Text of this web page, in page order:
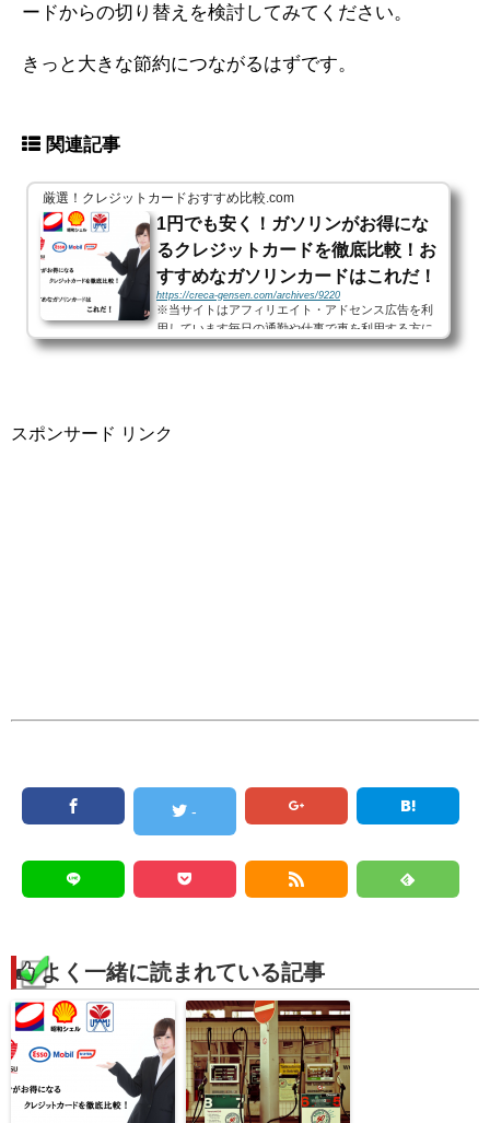
ードからの切り替えを検討してみてください。
きっと大きな節約につながるはずです。
関連記事
厳選！クレジットカードおすすめ比較.com
1円でも安く！ガソリンがお得にな
るクレジットカードを徹底比較！お
すすめなガソリンカードはこれだ！
https://creca-gensen.com/archives/9220
※当サイトはアフィリエイト・アドセンス広告を利
用しています毎日の通勤や仕事で車を利用する方に
とって、必ずついてまわる問題がガソリン代。原油
スポンサード リンク
-
よく一緒に読まれている記事